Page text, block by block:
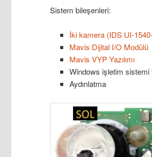
Sistem bileşenleri:
İki kamera (IDS UI-
Mavis Dijital I/O Modülü
Mavis VYP Yazılımı
Windows işletim
Aydınlatma